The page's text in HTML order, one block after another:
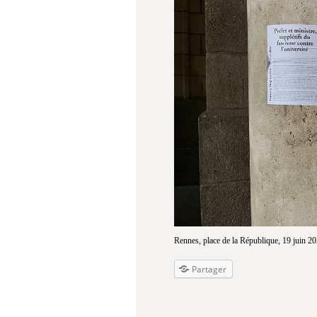
Rennes, place de la République, 19 juin
Partager